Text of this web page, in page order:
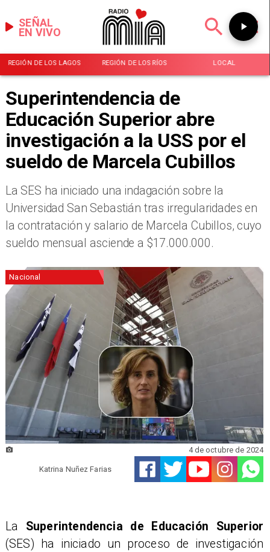
EN VIVO
SEÑAL
REGIÓN DE LOS LAGOS REGIÓN DE LOS RÍOS LOCAL
Superintendencia de
Educación Superior abre
investigación a la USS por el
sueldo de Marcela Cubillos
​La SES ha iniciado una indagación sobre la
Universidad San Sebastián tras irregularidades en
la contratación y salario de Marcela Cubillos, cuyo
sueldo mensual asciende a $17.000.000.
Nacional
Katrina Nuñez Farias
4 de octubre de 2024
La Superintendencia de Educación Superior
(SES) ha iniciado un proceso de investigación